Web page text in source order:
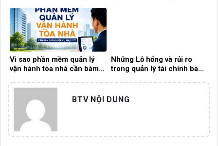
công?
Vì sao phần mềm quản lý
vận hành tòa nhà cần bám
Những Lỗ hổng và rủi ro
trong quản lý tài chính ban
BTV NỘI DUNG